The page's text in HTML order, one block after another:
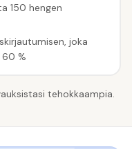
150 hengen
joka
%
tehokkaampia.